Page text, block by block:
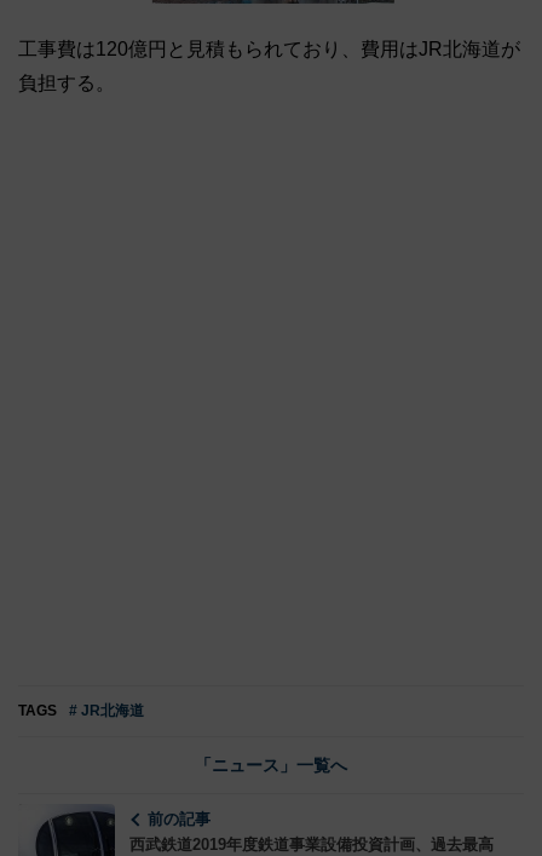
工事費は120億円と見積もられており、費用はJR北海道が
負担する。
TAGS # JR北海道
「ニュース」一覧へ
前の記事
西武鉄道2019年度鉄道事業設備投資計画、過去最高